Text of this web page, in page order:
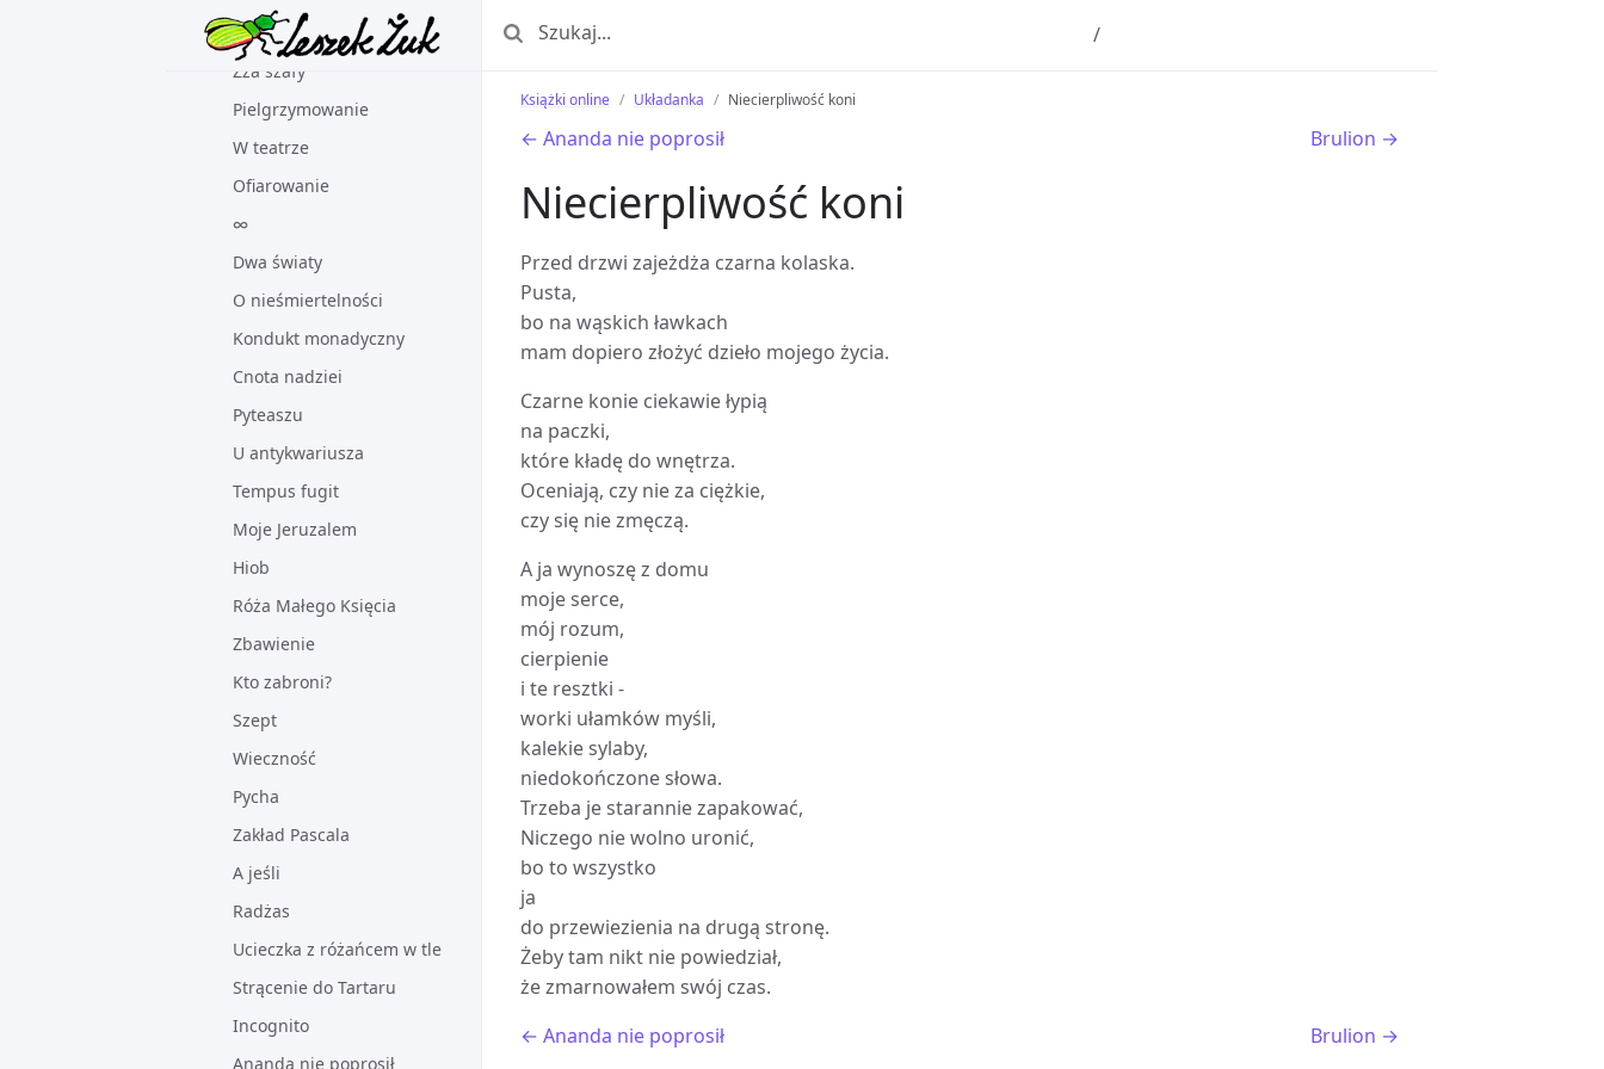
Strażnik lampy
Zza szafy
Pielgrzymowanie
W teatrze
Ofiarowanie
∞
Dwa światy
O nieśmiertelności
Kondukt monadyczny
Cnota nadziei
Pyteaszu
U antykwariusza
Tempus fugit
Moje Jeruzalem
Hiob
Róża Małego Księcia
Zbawienie
Kto zabroni?
Szept
Wieczność
Pycha
Zakład Pascala
A jeśli
Radżas
Ucieczka z różańcem w tle
Strącenie do Tartaru
Incognito
Ananda nie poprosił
Książki online Układanka Niecierpliwość koni
← Ananda nie poprosił Brulion →
Niecierpliwość koni
Przed drzwi zajeżdża czarna kolaska.
Pusta,
bo na wąskich ławkach
mam dopiero złożyć dzieło mojego życia.
Czarne konie ciekawie łypią
na paczki,
które kładę do wnętrza.
Oceniają, czy nie za ciężkie,
czy się nie zmęczą.
A ja wynoszę z domu
moje serce,
mój rozum,
cierpienie
i te resztki -
worki ułamków myśli,
kalekie sylaby,
niedokończone słowa.
Trzeba je starannie zapakować,
Niczego nie wolno uronić,
bo to wszystko
ja
do przewiezienia na drugą stronę.
Żeby tam nikt nie powiedział,
że zmarnowałem swój czas.
← Ananda nie poprosił
Brulion →